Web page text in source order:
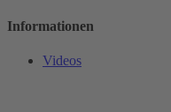
Informationen
Videos